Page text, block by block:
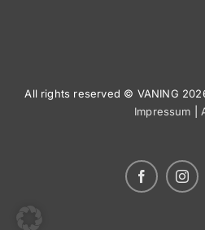
All rights reserved © VANING
Impressum |